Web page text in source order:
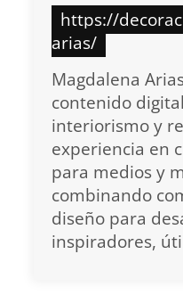
https://
arias/
Magdalena
contenido
interiorismo y
experiencia en
para medios y
combinando
diseño para
inspiradores,